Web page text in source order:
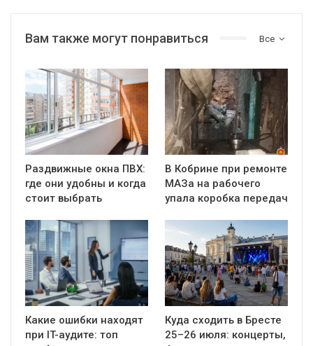
Все
Вам также могут понравиться
Раздвижные окна ПВХ:
где они удобны и когда
стоит выбрать
В Кобрине при ремонте
МАЗа на рабочего
упала коробка передач
Какие ошибки находят
при IT-аудите: топ
Куда сходить в Бресте
25–26 июля: концерты,